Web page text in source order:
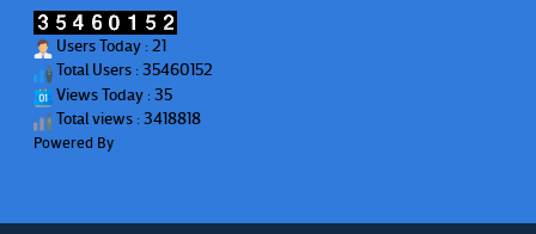
Users Today : 21
Total Users : 35460152
Views Today : 35
Total views : 3418818
Powered By